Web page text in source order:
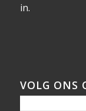
in.
VOLG ONS